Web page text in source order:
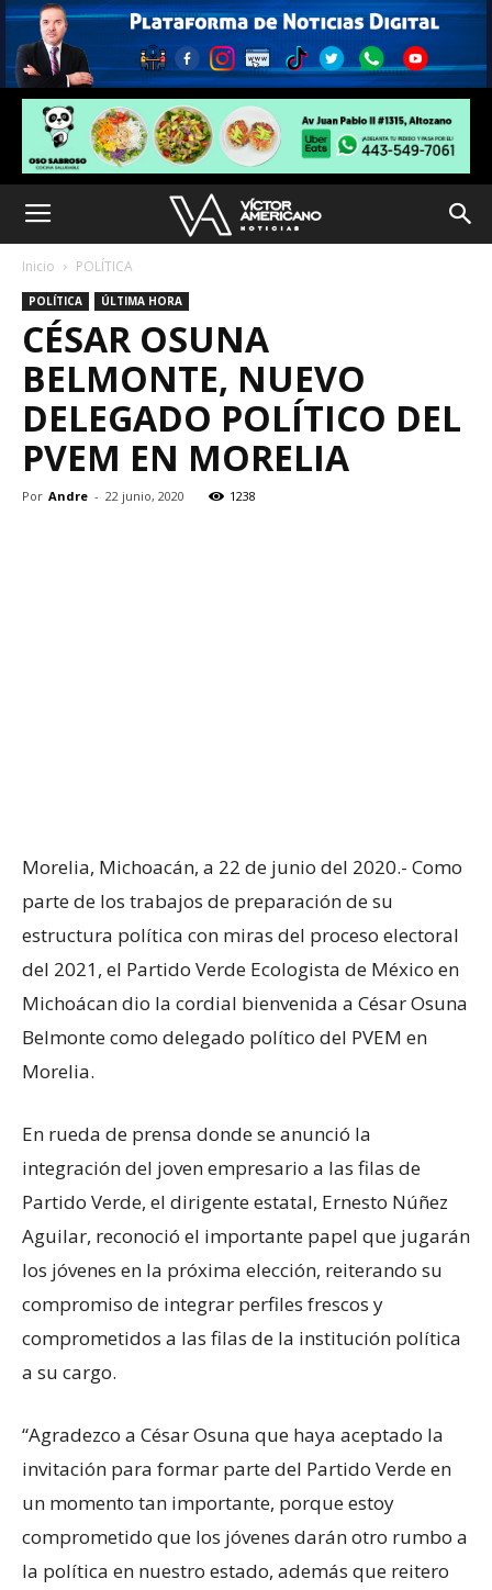
Inicio POLÍTICA
POLÍTICA ÚLTIMA HORA
CÉSAR OSUNA
BELMONTE, NUEVO
DELEGADO POLÍTICO DEL
PVEM EN MORELIA
Por Andre - 22 junio, 2020 1238
Morelia, Michoacán, a 22 de junio del 2020.- Como
parte de los trabajos de preparación de su
estructura política con miras del proceso electoral
del 2021, el Partido Verde Ecologista de México en
Michoácan dio la cordial bienvenida a César Osuna
Belmonte como delegado político del PVEM en
Morelia.
En rueda de prensa donde se anunció la
integración del joven empresario a las filas de
Partido Verde, el dirigente estatal, Ernesto Núñez
Aguilar, reconoció el importante papel que jugarán
los jóvenes en la próxima elección, reiterando su
compromiso de integrar perfiles frescos y
comprometidos a las filas de la institución política
a su cargo.
“Agradezco a César Osuna que haya aceptado la
invitación para formar parte del Partido Verde en
un momento tan importante, porque estoy
comprometido que los jóvenes darán otro rumbo a
la política en nuestro estado, además que reitero